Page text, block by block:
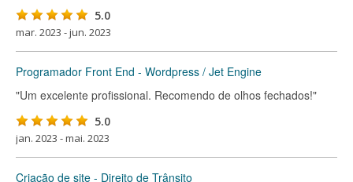
5.0
mar. 2023 - jun. 2023
Programador Front End - Wordpress / Jet Engine
"Um excelente profissional. Recomendo de olhos fechados!"
5.0
jan. 2023 - mai. 2023
Criação de site - Direito de Trânsito